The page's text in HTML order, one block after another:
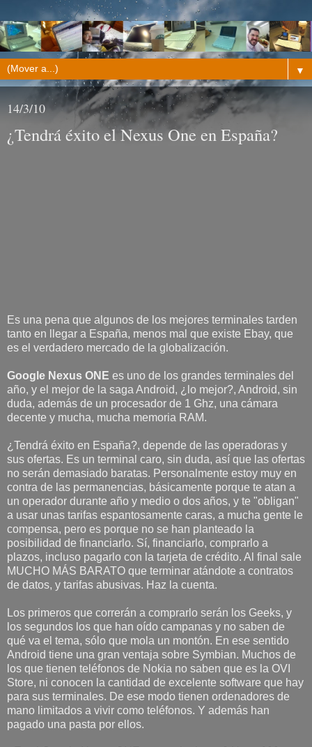
▼
14/3/10
¿Tendrá éxito el Nexus One en España?
Es una pena que algunos de los mejores terminales tarden
tanto en llegar a España, menos mal que existe Ebay, que
es el verdadero mercado de la globalización.
Google Nexus ONE es uno de los grandes terminales del
año, y el mejor de la saga Android, ¿lo mejor?, Android, sin
duda, además de un procesador de 1 Ghz, una cámara
decente y mucha, mucha memoria RAM.
¿Tendrá éxito en España?, depende de las operadoras y
sus ofertas. Es un terminal caro, sin duda, así que las ofertas
no serán demasiado baratas. Personalmente estoy muy en
contra de las permanencias, básicamente porque te atan a
un operador durante año y medio o dos años, y te "obligan"
a usar unas tarifas espantosamente caras, a mucha gente le
compensa, pero es porque no se han planteado la
posibilidad de financiarlo. Sí, financiarlo, comprarlo a
plazos, incluso pagarlo con la tarjeta de crédito. Al final sale
MUCHO MÁS BARATO que terminar atándote a contratos
de datos, y tarifas abusivas. Haz la cuenta.
Los primeros que correrán a comprarlo serán los Geeks, y
los segundos los que han oído campanas y no saben de
qué va el tema, sólo que mola un montón. En ese sentido
Android tiene una gran ventaja sobre Symbian. Muchos de
los que tienen teléfonos de Nokia no saben que es la OVI
Store, ni conocen la cantidad de excelente software que hay
para sus terminales. De ese modo tienen ordenadores de
mano limitados a vivir como teléfonos. Y además han
pagado una pasta por ellos.